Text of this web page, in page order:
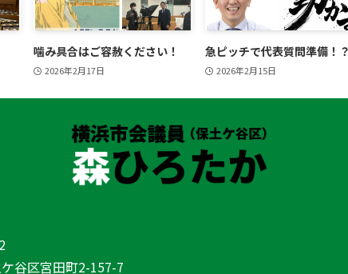
噛み具合はご容赦ください！
2026年2月17日
急ピッチで代表質問準備！
2026年2月15日
谷区宮田町2-157-7